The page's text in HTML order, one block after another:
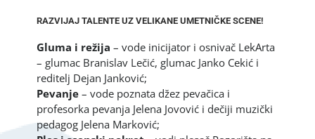
RAZVIJAJ TALENTE UZ VELIKANE UMETNIČKE SCENE!
Gluma i režija – vode inicijator i osnivač LekArta
– glumac Branislav Lečić, glumac Janko Cekić i
reditelj Dejan Janković;
Pevanje – vode poznata džez pevačica i
profesorka pevanja Jelena Jovović i dečiji muzički
pedagog Jelena Marković;